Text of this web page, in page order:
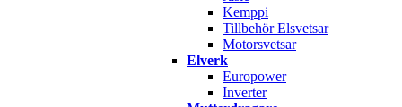
Kemppi
Tillbehör Elsvetsar
Motorsvetsar
Elverk
Europower
Inverter